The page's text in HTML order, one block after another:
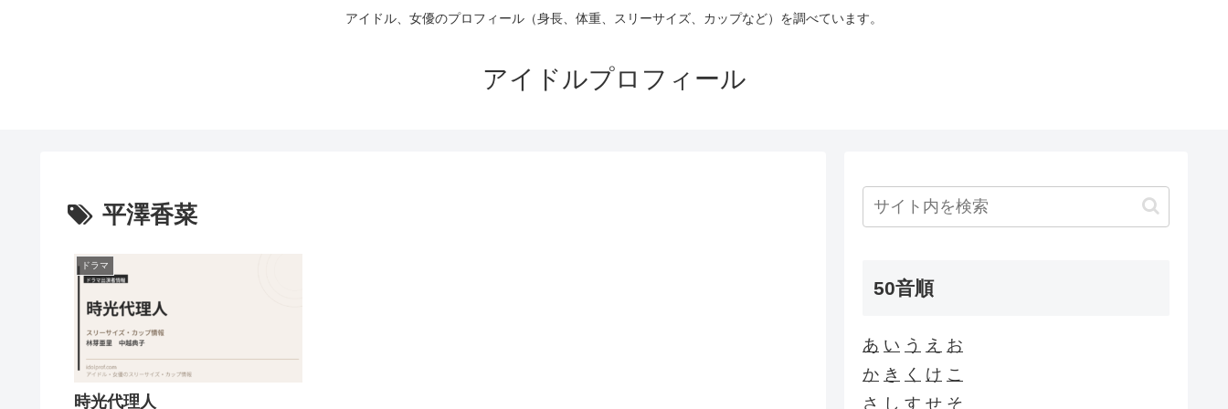
アイドル、女優のプロフィール（身長、体重、スリーサイズ、カップなど）を調べています。
アイドルプロフィール
平澤香菜
ドラマ
時光代理人
50音順
あ い う え お
か き く け こ
さ
し す せ そ